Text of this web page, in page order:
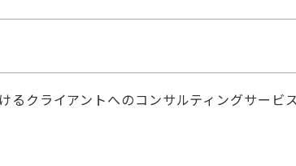
クライアントへのコンサルティングサービ